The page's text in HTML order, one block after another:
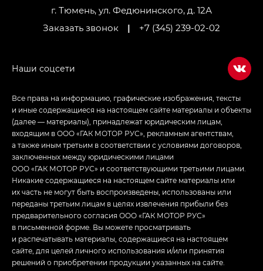
г. Тюмень, ул. Федюнинского, д. 12А
Заказать звонок
| +7 (345) 239-02-02
Все права на информацию, графические изображения, тексты
и иные содержащиеся на настоящем сайте материалы и объекты
(далее — материалы), принадлежат юридическим лицам,
входящим в ООО «ГАК МОТОР РУС», рекламным агентствам,
а также иным третьим в соответствии с условиями договоров,
заключенных между юридическими лицами
ООО «ГАК МОТОР РУС» и соответствующими третьими лицами.
Никакие содержащиеся на настоящем сайте материалы или
их часть не могут быть воспроизведены, использованы или
переданы третьим лицам в целях извлечения прибыли без
предварительного согласия ООО «ГАК МОТОР РУС»
в письменной форме. Вы можете просматривать
и распечатывать материалы, содержащиеся на настоящем
сайте, для целей личного использования и/или принятия
решений о приобретении продукции указанных на сайте.